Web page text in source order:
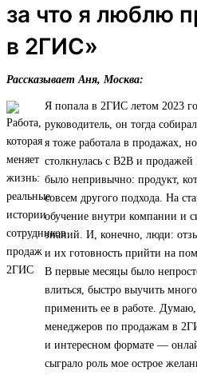
за что я люблю
в 2ГИС»
Рассказывает Аня, Москва:
Я попала в 2ГИС летом 2023
руководитель, он тогда
я тоже работала в продажах,
столкнулась с B2B и
было непривычно: продукт,
совсем другого подхода. На
обучение внутри компании и
знаний. И, конечно, люди:
и их готовность прийти на
В первые месяцы было
влиться, быстро выучить
применить ее в работе.
менеджеров по продажам в
и интересном формате —
сыграло роль мое острое